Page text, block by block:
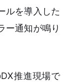
ルを導入した
ー通知が鳴り
推進現場で